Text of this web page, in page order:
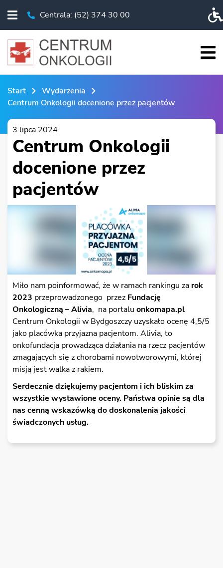
Rozwiń menu
Telefon Centrala: (52) 374 30 00
Centrala: (52) 374 30 00
O NAS
PACJENT
BADANIA I EDUKACJA
KSO
WYDARZENIA
CHIRURGIA ROBOTYCZNA
Start
Wydarzenia
Centrum Onkologii docenione przez pacjentów
3 lipca 2024
Centrum Onkologii
docenione przez
pacjentów
Miło nam poinformować, że w ramach rankingu za rok
2023 przeprowadzonego przez Fundację
Onkologiczną – Alivia, na portalu onkomapa.pl
Centrum Onkologii w Bydgoszczy uzyskało ocenę 4,5/5
jako placówka przyjazna pacjentom. Alivia, to
onkofundacja prowadząca działania na rzecz pacjentów
zmagających się z chorobami nowotworowymi, której
misją jest walka z rakiem.
Serdecznie dziękujemy pacjentom i ich bliskim za
wszystkie wystawione oceny. Państwa opinie są dla
nas cenną wskazówką do doskonalenia jakości
świadczonych usług.